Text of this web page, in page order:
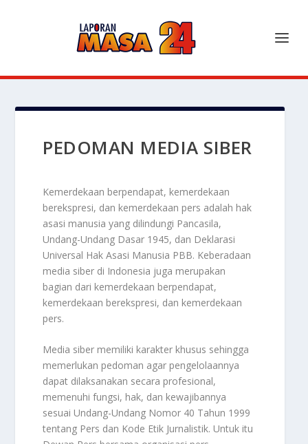
PEDOMAN MEDIA SIBER
Kemerdekaan berpendapat, kemerdekaan
berekspresi, dan kemerdekaan pers adalah hak
asasi manusia yang dilindungi Pancasila,
Undang-Undang Dasar 1945, dan Deklarasi
Universal Hak Asasi Manusia PBB. Keberadaan
media siber di Indonesia juga merupakan
bagian dari kemerdekaan berpendapat,
kemerdekaan berekspresi, dan kemerdekaan
pers.
Media siber memiliki karakter khusus sehingga
memerlukan pedoman agar pengelolaannya
dapat dilaksanakan secara profesional,
memenuhi fungsi, hak, dan kewajibannya
sesuai Undang-Undang Nomor 40 Tahun 1999
tentang Pers dan Kode Etik Jurnalistik. Untuk itu